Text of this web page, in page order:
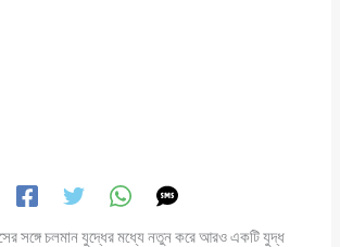
সঙ্গে চলমান যুদ্ধের মধ্যে নতুন করে আরও একটি যুদ্ধ